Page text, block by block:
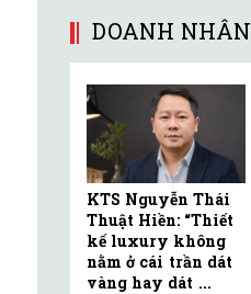
DOANH NHÂN
KTS Nguyễn Thái
Thuật Hiền: “Thiết
kế luxury không
nằm ở cái trần dát
vàng hay dát ...